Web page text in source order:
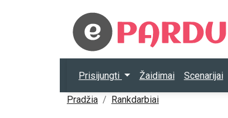
Prisijungti Žaidimai Scenarijai
Pradžia Rankdarbiai